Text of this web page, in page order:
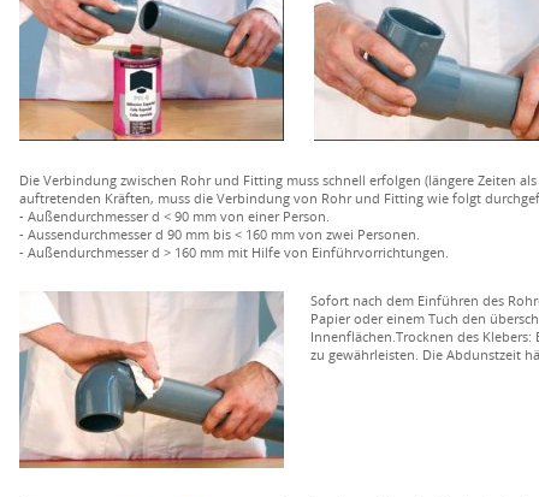
Die Verbindung zwischen Rohr und Fitting muss schnell erfolgen (längere Zeiten
auftretenden Kräften, muss die Verbindung von Rohr und Fitting wie folgt
- Außendurchmesser d < 90 mm von einer Person.
- Aussendurchmesser d 90 mm bis < 160 mm von zwei Personen.
- Außendurchmesser d > 160 mm mit Hilfe von Einführvorrichtungen.
Sofort nach dem Einführen des
Papier oder einem Tuch den
Innenflächen.Trocknen des
zu gewährleisten. Die Abdunstzeit